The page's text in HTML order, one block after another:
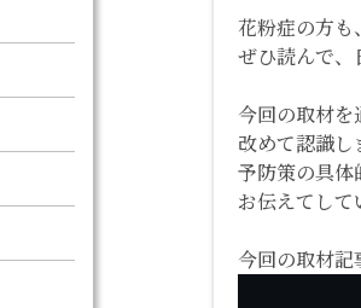
花粉症の方も
ぜひ読んで、
今回の取材を
改めて認識し
予防策の具体
お伝えてして
今回の取材記